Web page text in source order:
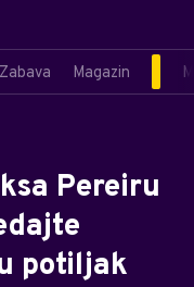
Zabava Magazin
Pereiru
potiljak